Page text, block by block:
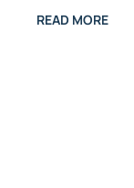
READ MORE